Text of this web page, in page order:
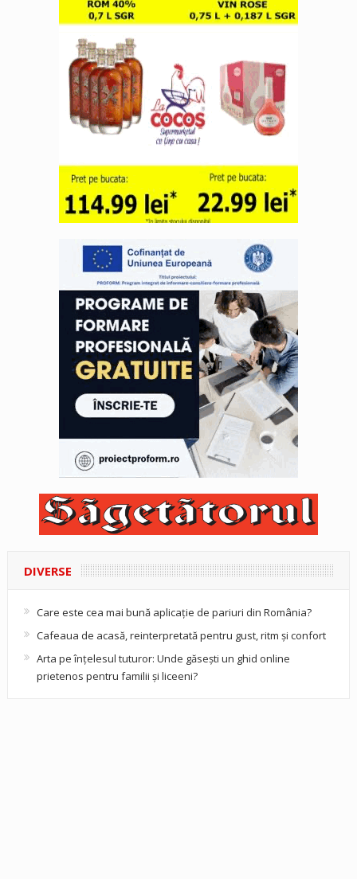
DIVERSE
Care este cea mai bună aplicație de pariuri din România?
Cafeaua de acasă, reinterpretată pentru gust, ritm și confort
Arta pe înțelesul tuturor: Unde găsești un ghid online
prietenos pentru familii și liceeni?